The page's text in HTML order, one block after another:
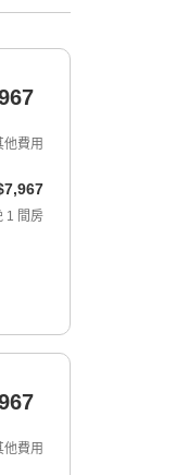
他費用
1 間房
他費用